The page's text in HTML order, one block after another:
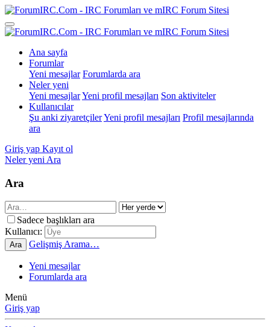
Ana sayfa
Forumlar
Yeni mesajlar Forumlarda ara
Neler yeni
Yeni mesajlarYeni profil mesajları Son aktiviteler
Kullanıcılar
Şu anki ziyaretçilerYeni profil mesajları Profil mesajlarında
ara
Giriş yap Kayıt ol
Neler yeni Ara
Ara
Sadece başlıkları ara
Kullanıcı:
Ara Gelişmiş Arama…
Yeni mesajlar
Forumlarda ara
Menü
Giriş yap